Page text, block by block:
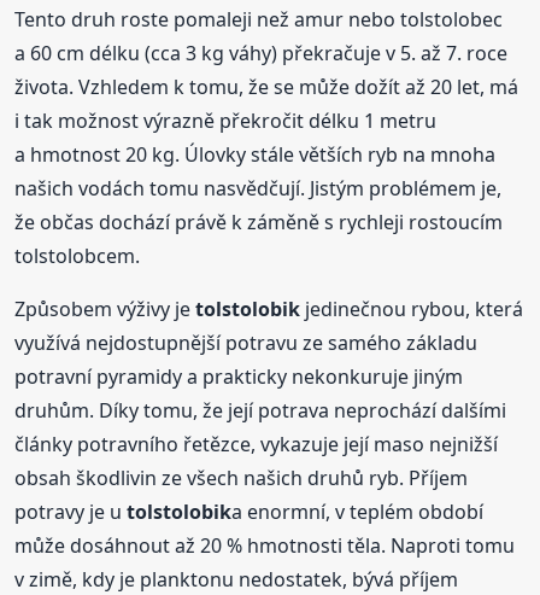
Tento druh roste pomaleji než amur nebo tolstolobec
a 60 cm délku (cca 3 kg váhy) překračuje v 5. až 7. roce
života. Vzhledem k tomu, že se může dožít až 20 let, má
i tak možnost výrazně překročit délku 1 metru
a hmotnost 20 kg. Úlovky stále větších ryb na mnoha
našich vodách tomu nasvědčují. Jistým problémem je,
že občas dochází právě k záměně s rychleji rostoucím
tolstolobcem.
Způsobem výživy jetolstolobik jedinečnou rybou, která
využívá nejdostupnější potravu ze samého základu
potravní pyramidy a prakticky nekonkuruje jiným
druhům. Díky tomu, že její potrava neprochází dalšími
články potravního řetězce, vykazuje její maso nejnižší
obsah škodlivin ze všech našich druhů ryb. Příjem
potravy je utolstolobika enormní, v teplém období
může dosáhnout až 20 % hmotnosti těla. Naproti tomu
v zimě, kdy je planktonu nedostatek, bývá příjem